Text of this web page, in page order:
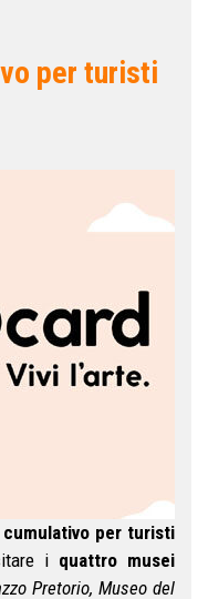
per turisti
per turisti
i quattro musei
Pretorio, Museo del